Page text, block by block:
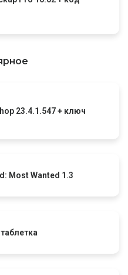
23.4.1.547 + ключ
Most Wanted 1.3